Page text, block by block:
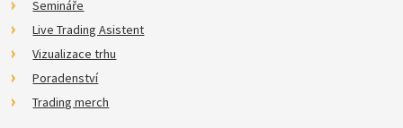
Semináře
Live Trading Asistent
Vizualizace trhu
Poradenství
Trading merch